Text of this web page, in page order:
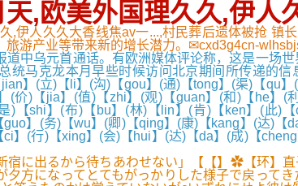
,欧美外国理久久,伊人
,伊人久久大香线焦av一...,村民葬后遗体被抢
游产业等带来新的增长潜力。✉cxd3g4cn-
乌元首通话。有欧洲媒体评论称，这是一场世
统马克龙本月早些时候访问北京期间所传递
】(立)【li】(沟)【gou】(通)【tong】(渠)【qu
(价)【jia】(值)【zhi】(观)【guan】(和)【he】
)【shi】(布)【bu】(林)【lin】(肯)【ken】(此
guo】(务)【wu】(卿)【qing】(康)【kang】(达)
ci】(行)【xing】(会)【hui】(达)【da】(成)【
に出るから待ちあわせない」【【】✿【环】
夕方になってとてもがっかりした様子で戻って